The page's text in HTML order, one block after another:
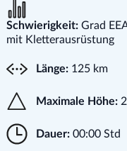
Schwierigkeit: Grad
mit Kletterausrüstung
Länge: 125 km
Maximale Höhe:
Dauer: 00:00 Std